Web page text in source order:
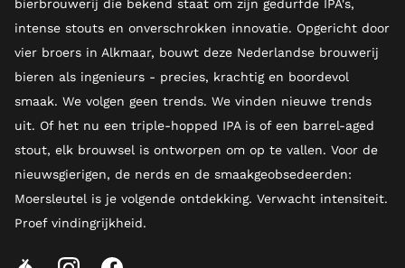
bierbrouwerij die bekend staat om zijn gedurfde IPA's,
intense stouts en onverschrokken innovatie. Opgericht door
vier broers in Alkmaar, bouwt deze Nederlandse brouwerij
bieren als ingenieurs - precies, krachtig en boordevol
smaak. We volgen geen trends. We vinden nieuwe trends
uit. Of het nu een triple-hopped IPA is of een barrel-aged
stout, elk brouwsel is ontworpen om op te vallen. Voor de
nieuwsgierigen, de nerds en de smaakgeobsedeerden:
Moersleutel is je volgende ontdekking. Verwacht intensiteit.
Proef vindingrijkheid.